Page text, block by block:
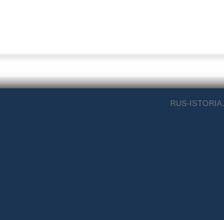
RUS-